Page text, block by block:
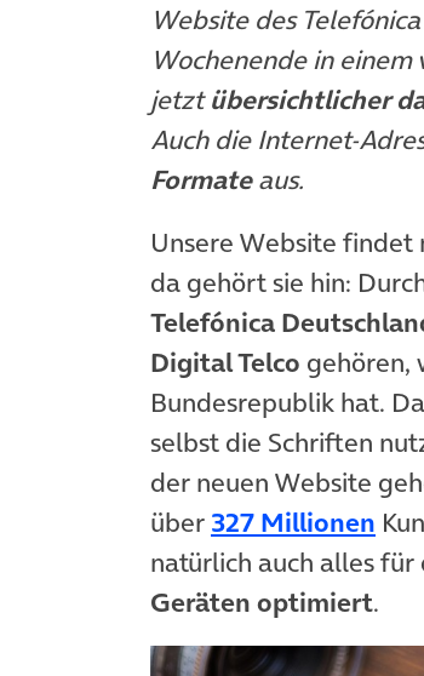
Website des
Wochenende in
jetztübersichtlicher
Auch die Internet-
Formateaus.
Unsere Website
da gehört sie hin:
Telefónica
Digital Telco gehören,
Bundesrepublik hat.
selbst die Schriften
der neuen Website
über 327 Millionen
natürlich auch alles
Geräten optimiert.